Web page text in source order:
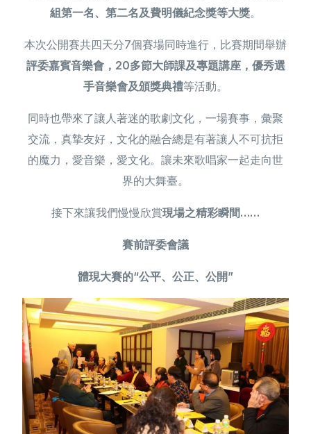
組第一名、第二名及費明儀紀念獎等大獎。
本次公開賽共四天分7個賽場同時進行，比賽期間舉辦
評委嘉賓音樂會，20多節大師課及專題講座，優秀選
手音樂會及頒獎典禮等活動。
同時也帶來了讓人著迷的歌劇文化，一場賽事，彙聚
交流，真摯友好，文化的融合總是有著讓人不可抗拒
的魔力，愛音樂，愛文化。讓未來歌唱家一起走向世
界的大舞臺。
接下來讓我們慢慢欣賞現場之精彩瞬間……
賽前評委會議
體現大賽的“公平、公正、公開”